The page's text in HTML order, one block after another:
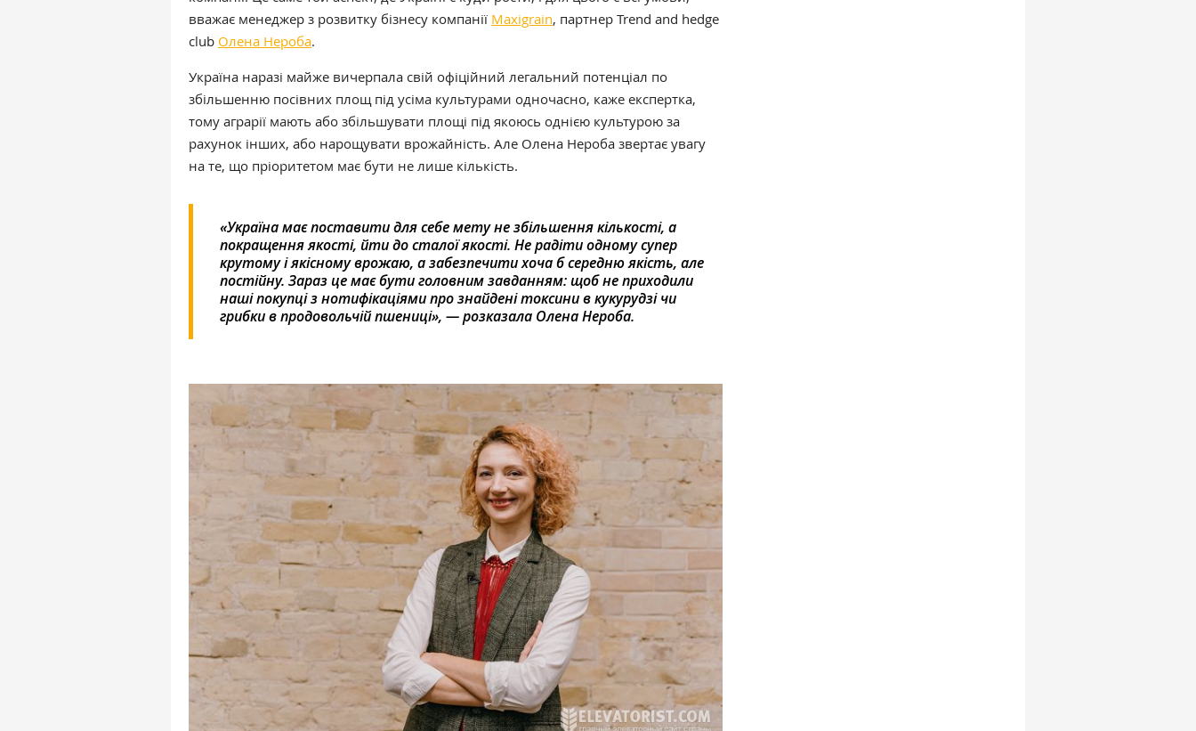
вважає менеджер з розвитку бізнесу компанії Maxigrain, партнер Trend and hedge
club Олена Нероба.
Україна наразі майже вичерпала свій офіційний легальний потенціал по
збільшенню посівних площ під усіма культурами одночасно, каже експертка,
тому аграрії мають або збільшувати площі під якоюсь однією культурою за
рахунок інших, або нарощувати врожайність. Але Олена Нероба звертає увагу
на те, що пріоритетом має бути не лише кількість.
«Україна має поставити для себе мету не збільшення кількості, а
покращення якості, йти до сталої якості. Не радіти одному супер
крутому і якісному врожаю, а забезпечити хоча б середню якість, але
постійну. Зараз це має бути головним завданням: щоб не приходили
наші покупці з нотифікаціями про знайдені токсини в кукурудзі чи
грибки в продовольчій пшениці», — розказала Олена Нероба.